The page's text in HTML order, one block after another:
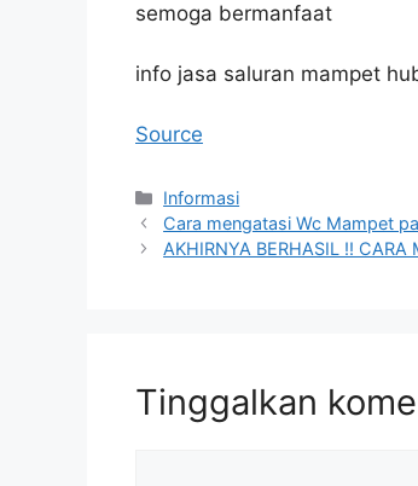
semoga bermanfaat
info jasa saluran mampet
Source
Kategori
Informasi
Cara mengatasi Wc Mampet
AKHIRNYA BERHASIL !! CARA
Tinggalkan